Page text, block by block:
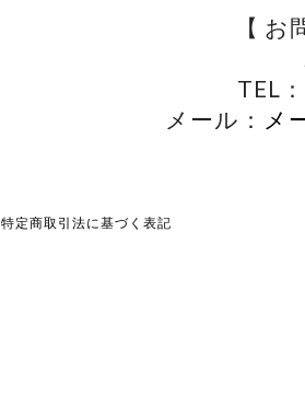
【
TEL
メール： メ
特定商取引法に基づく表記